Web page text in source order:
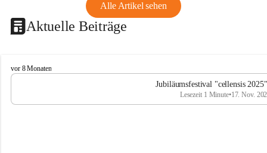
Alle Artikel sehen
Aktuelle Beiträge
C
e
l
vor 8 Monaten
Jubiläumsfestival "cellensis
Lesezeit 1 Minute•17. Nov.